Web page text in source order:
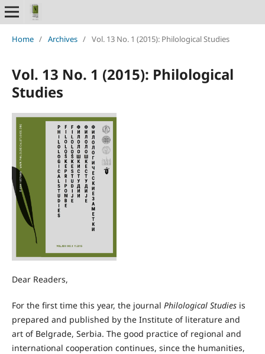
Home / Archives / Vol. 13 No. 1 (2015): Philological Studies
Vol. 13 No. 1 (2015): Philological
Studies
Dear Readers,
For the first time this year, the journal Philological Studiesis
prepared and published by the Institute of literature and
art of Belgrade, Serbia. The good practice of regional and
international cooperation continues, since the humanities,